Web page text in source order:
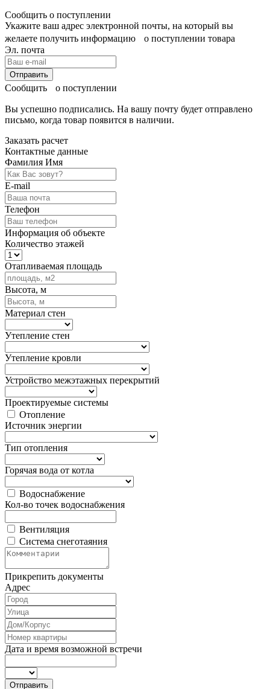
Сообщить о поступлении
Укажите ваш адрес электронной почты, на который вы
желаете получить информацию о поступлении товара
Эл. почта
Отправить
Сообщить о поступлении
Вы успешно подписались. На вашу почту будет отправлено
письмо, когда товар появится в наличии.
Заказать расчет
Контактные данные
Фамилия Имя
E-mail
Телефон
Информация об объекте
Количество этажей
Отапливаемая площадь
Высота, м
Материал стен
Утепление стен
Утепление кровли
Устройство межэтажных перекрытий
Проектируемые системы
Отопление
Источник энергии
Тип отопления
Горячая вода от котла
Водоснабжение
Кол-во точек водоснабжения
Вентиляция
Система снеготаяния
Прикрепить документы
Адрес
Дата и время возможной встречи
Отправить